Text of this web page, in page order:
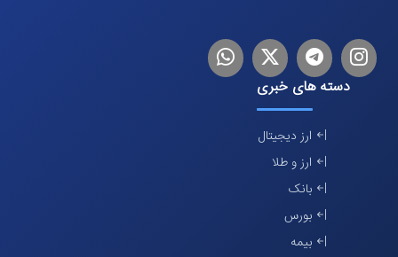
اینستاگرام
تلگرام توییترلینکدین
دسته های خبری
ارز دیجیتال
ارز و طلا
بانک
بورس
بیمه